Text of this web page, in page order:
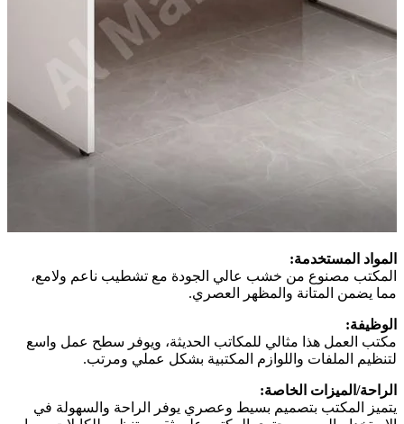
المواد المستخدمة:
المكتب مصنوع من خشب عالي الجودة مع تشطيب ناعم ولامع،
مما يضمن المتانة والمظهر العصري.
الوظيفة:
مكتب العمل هذا مثالي للمكاتب الحديثة، ويوفر سطح عمل واسع
لتنظيم الملفات واللوازم المكتبية بشكل عملي ومرتب.
الراحة/الميزات الخاصة:
يتميز المكتب بتصميم بسيط وعصري يوفر الراحة والسهولة في